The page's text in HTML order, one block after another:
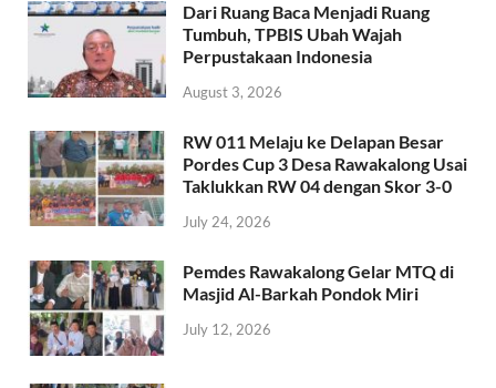
Dari Ruang Baca Menjadi Ruang
Tumbuh, TPBIS Ubah Wajah
Perpustakaan Indonesia
August 3, 2026
RW 011 Melaju ke Delapan Besar
Pordes Cup 3 Desa Rawakalong Usai
Taklukkan RW 04 dengan Skor 3-0
July 24, 2026
Pemdes Rawakalong Gelar MTQ di
Masjid Al-Barkah Pondok Miri
July 12, 2026